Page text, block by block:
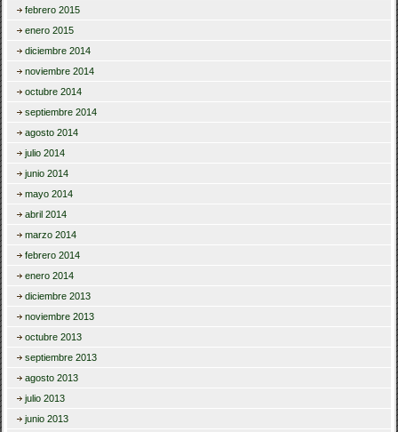
febrero 2015
enero 2015
diciembre 2014
noviembre 2014
octubre 2014
septiembre 2014
agosto 2014
julio 2014
junio 2014
mayo 2014
abril 2014
marzo 2014
febrero 2014
enero 2014
diciembre 2013
noviembre 2013
octubre 2013
septiembre 2013
agosto 2013
julio 2013
junio 2013